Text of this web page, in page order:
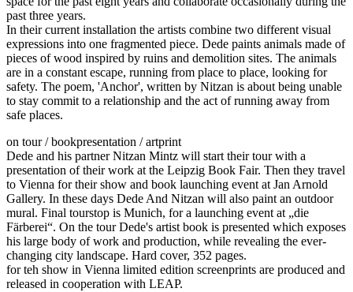
past three years.
In their current installation the artists combine two different visual
expressions into one fragmented piece. Dede paints animals made of
pieces of wood inspired by ruins and demolition sites. The animals
are in a constant escape, running from place to place, looking for
safety. The poem, 'Anchor', written by Nitzan is about being unable
to stay commit to a relationship and the act of running away from
safe places.
on tour / bookpresentation / artprint
Dede and his partner Nitzan Mintz will start their tour with a
presentation of their work at the Leipzig Book Fair. Then they travel
to Vienna for their show and book launching event at Jan Arnold
Gallery. In these days Dede And Nitzan will also paint an outdoor
mural. Final tourstop is Munich, for a launching event at „die
Färberei“. On the tour Dede's artist book is presented which exposes
his large body of work and production, while revealing the ever-
changing city landscape. Hard cover, 352 pages.
for teh show in Vienna limited edition screenprints are produced and
released in cooperation with LEAP.